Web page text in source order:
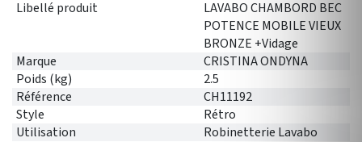
Libellé produit
LAVABO CHAMBORD BEC
POTENCE MOBILE VIEUX
BRONZE +Vidage
Marque
CRISTINA ONDYNA
Poids (kg)
2.5
Référence
CH11192
Style
Rétro
Utilisation
Robinetterie Lavabo